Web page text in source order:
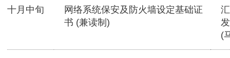
十月中旬
网络系统保安及防火墙设定基础证
书 (兼读制)
(